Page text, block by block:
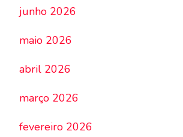
junho 2026
maio 2026
abril 2026
março 2026
fevereiro 2026